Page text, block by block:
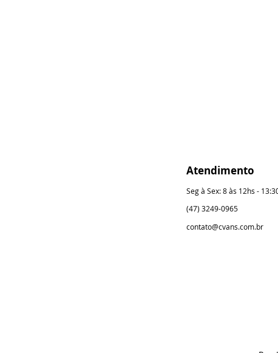
Atendimento
Seg à Sex: 8 às 12hs -
(47) 3249-0965
contato@cvans.com.br